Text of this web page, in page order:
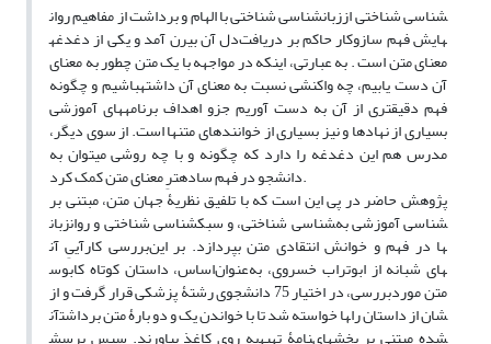
زبانشناسی شناختی با الهام و برداشت از مفاهیم روان‎شناسی شناختی از
دل آن بیرن آمد و یکی از دغدغه‎هایش فهم سازوکار حاکم بر دریافت
معنای متن است . به عبارتی، اینکه در مواجهه با یک متن چطور به معنای
آن دست یابیم، چه واکنشی نسبت به معنای آن داشته‏باشیم و چگونه
فهم دقیق‏تری از آن به دست آوریم جزو اهداف برنامه‏های آموزشی
بسیاری از نهادها و نیز بسیاری از خوانند‏های متن‏ها است. از سوی دیگر،
مدرس هم این دغدغه را دارد که چگونه و با چه روشی می‏توان به
دانشجو در فهم ساده‏ترِ معنای متن کمک کرد.
پژوهش حاضر در پی این است که با تلفیق نظریۀ جهان متن، مبتنی بر
زبان‎شناسی شناختی و روان‎شناسی شناختی، و سبک‎شناسی آموزشی به
بررسی کارآییِ آن‎ها در فهم و خوانش انتقادی متن بپردازد. بر این
اساس، داستان کوتاه کابوس‎های شبانه از ابوتراب خسروی، به‌عنوان
متن موردبررسی، در اختیار 75 دانشجوی رشتۀ پزشکی قرار گرفت و از
آن‎ها خواسته شد تا با خواندن یک و دو بارۀ متن برداشت‎شان از داستان را